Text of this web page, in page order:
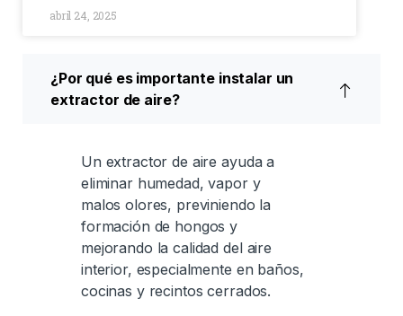
abril 24, 2025
¿Por qué es importante instalar un
extractor de aire?
Un extractor de aire ayuda a
eliminar humedad, vapor y
malos olores, previniendo la
formación de hongos y
mejorando la calidad del aire
interior, especialmente en baños,
cocinas y recintos cerrados.